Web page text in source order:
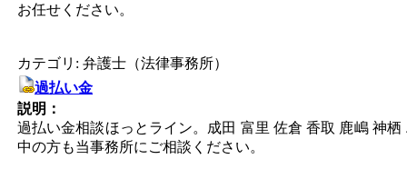
お任せください。
カテゴリ: 弁護士（法律事務所）
過払い金
説明：
過払い金相談ほっとライン。成田 富里 佐倉 香取 鹿嶋 神
中の方も当事務所にご相談ください。